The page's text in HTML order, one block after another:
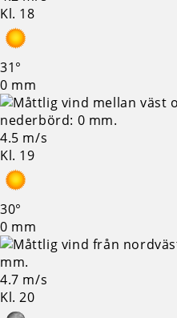
Kl. 18
31°
0 mm
4.5 m/s
Kl. 19
30°
0 mm
4.7 m/s
Kl. 20